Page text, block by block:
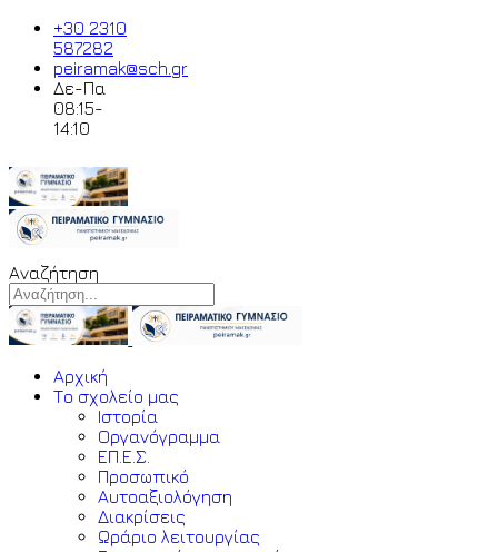
+30 2310
587282
peiramak@sch.gr
Δε-Πα
08:15-
14:10
Αναζήτηση
Αρχική
Το σχολείο μας
Ιστορία
Οργανόγραμμα
ΕΠ.Ε.Σ.
Προσωπικό
Αυτοαξιολόγηση
Διακρίσεις
Ωράριο λειτουργίας